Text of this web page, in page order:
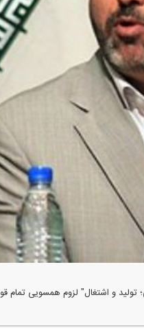
و اشتغال" لزوم همسویی تمام قوا